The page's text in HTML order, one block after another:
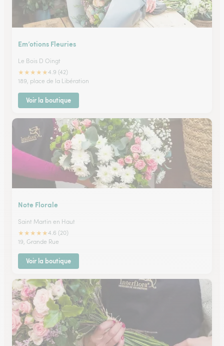
Em’otions Fleuries
Le Bois D Oingt
★★★★★4.9 (42)
189, place de la Libération
Voir la boutique
Note Florale
Saint Martin en Haut
★★★★★4.6 (20)
19, Grande Rue
Voir la boutique